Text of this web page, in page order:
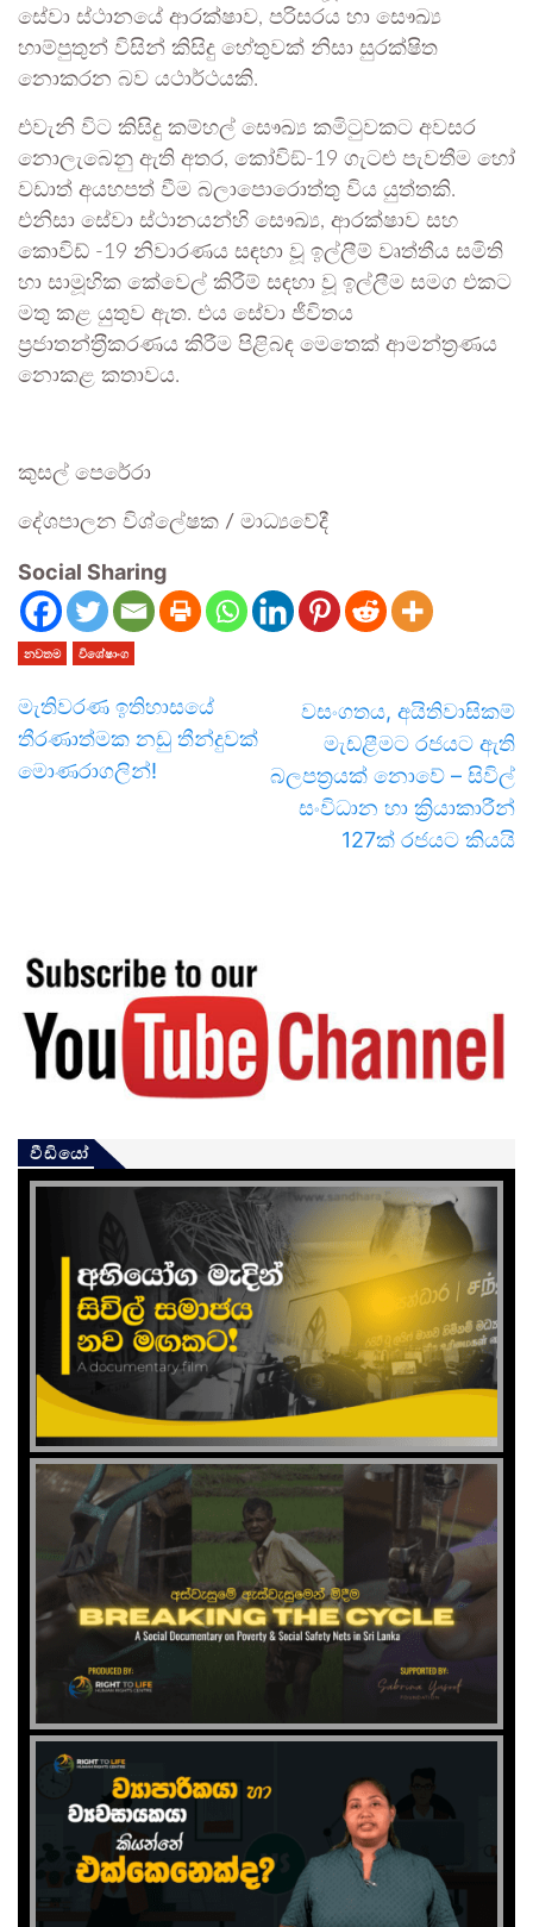
සේවා ස්ථානයේ ආරක්ෂාව, පරිසරය හා සෞඛ්‍ය
හාම්පුතුන් විසින් කිසිදු හේතුවක් නිසා සුරක්ෂිත
නොකරන බව යථාර්ථයකි.
එවැනි විට කිසිදු කම්හල් සෞඛ්‍ය කමිටුවකට අවසර
නොලැබෙනු ඇති අතර, කෝවිඞ්-19 ගැටළු පැවතීම හෝ
වඩාත් අයහපත් වීම බලාපොරොත්තු විය යුත්තකි.
එනිසා සේවා ස්ථානයන්හි සෞඛ්‍ය, ආරක්ෂාව සහ
කොවිඩ් -19 නිවාරණය සඳහා වූ ඉල්ලීම් වෘත්තීය සමිති
හා සාමූහික කේවෙල් කිරීම් සඳහා වූ ඉල්ලීම සමග එකට
මතු කළ යුතුව ඇත. එය සේවා ජීවිතය
ප‍්‍රජාතන්ත‍්‍රීකරණය කිරීම පිළිබඳ මෙතෙක් ආමන්ත‍්‍රණය
නොකළ කතාවය.
කුසල් පෙරේරා
දේශපාලන විශ්ලේෂක / මාධ්‍යවේදී
Social Sharing
නවතම විශේෂාංග
මැතිවරණ ඉතිහාසයේ
‌තීරණාත්මක නඩු තීන්දුවක්
මොණරාගලින්!
වසංගතය, අයිතිවාසිකම්
මැඩළීමට රජයට ඇති
බලපත්‍රයක් නොවේ – සිවිල්
සංවිධාන හා ක්‍රියාකාරීන්
127ක් රජයට කියයි
වීඩියෝ